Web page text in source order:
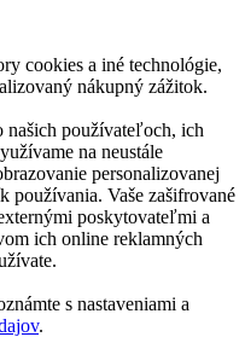
cookies a iné technológie,
nákupný zážitok.
našich používateľoch, ich
na neustále
personalizovanej
používania. Vaše zašifrované
poskytovateľmi a
ich online reklamných
s nastaveniami a
.